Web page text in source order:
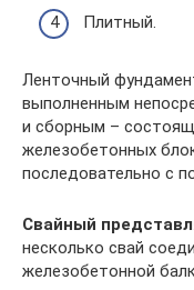
Плитный.
Ленточный
выполненным
и сборным –
железобетонных
последовательно с
Свайный
несколько свай
железобетонной